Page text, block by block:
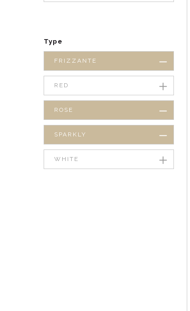
Type
FRIZZANTE
RED
ROSE
SPARKLY
WHITE